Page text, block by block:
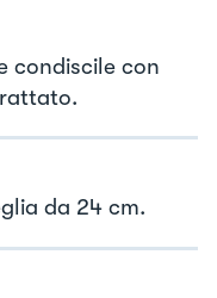
condiscile con
da 24 cm.